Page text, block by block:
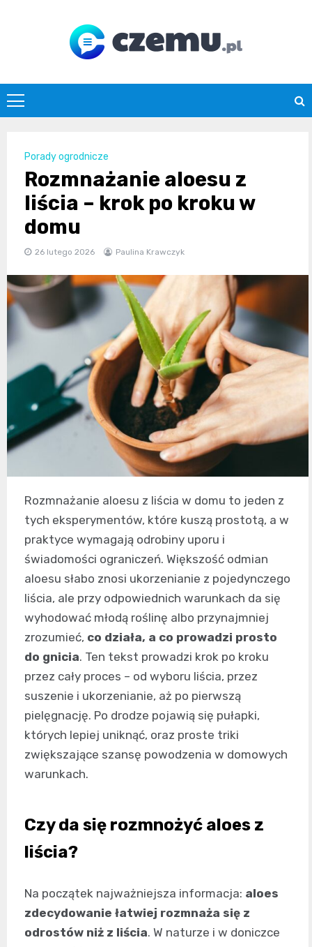
czemu.pl
Porady ogrodnicze
Rozmnażanie aloesu z
liścia – krok po kroku w
domu
26 lutego 2026 Paulina Krawczyk
Rozmnażanie aloesu z liścia w domu to jeden z
tych eksperymentów, które kuszą prostotą, a w
praktyce wymagają odrobiny uporu i
świadomości ograniczeń. Większość odmian
aloesu słabo znosi ukorzenianie z pojedynczego
liścia, ale przy odpowiednich warunkach da się
wyhodować młodą roślinę albo przynajmniej
zrozumieć, co działa, a co prowadzi prosto
do gnicia. Ten tekst prowadzi krok po kroku
przez cały proces – od wyboru liścia, przez
suszenie i ukorzenianie, aż po pierwszą
pielęgnację. Po drodze pojawią się pułapki,
których lepiej uniknąć, oraz proste triki
zwiększające szansę powodzenia w domowych
warunkach.
Czy da się rozmnożyć aloes z
liścia?
Na początek najważniejsza informacja: aloes
zdecydowanie łatwiej rozmnaża się z
odrostów niż z liścia. W naturze i w doniczce